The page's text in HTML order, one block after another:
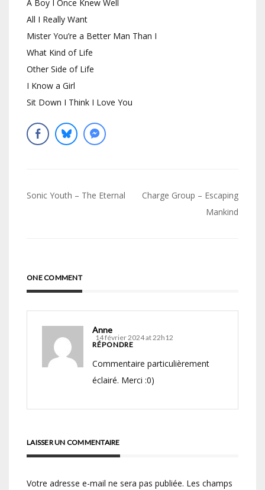
A Boy I Once Knew Well
All I Really Want
Mister You’re a Better Man Than I
What Kind of Life
Other Side of Life
I Know a Girl
Sit Down I Think I Love You
Navigation
Sonic Youth – The Eternal
Charge Group – Escaping
Mankind
ONE COMMENT
Anne
14 février 2024 at 22h12
RÉPONDRE
Commentaire particulièrement
éclairé. Merci :0)
LAISSER UN COMMENTAIRE
Votre adresse e-mail ne sera pas publiée. Les champs